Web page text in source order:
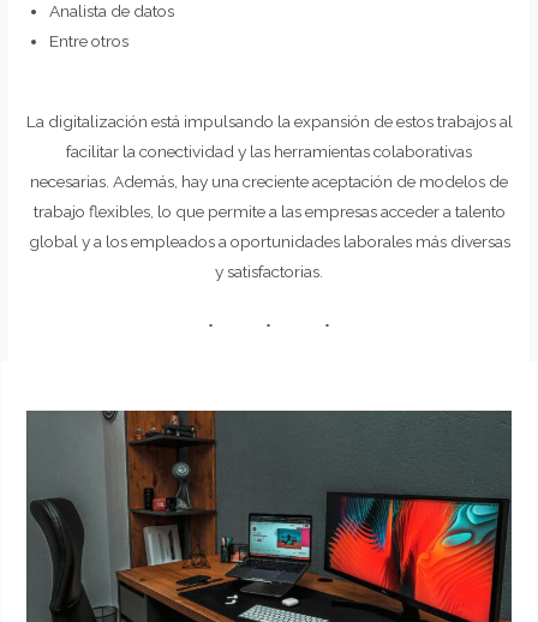
Analista de datos
Entre otros
La digitalización está impulsando la expansión de estos trabajos al
facilitar la conectividad y las herramientas colaborativas
necesarias. Además, hay una creciente aceptación de modelos de
trabajo flexibles, lo que permite a las empresas acceder a talento
global y a los empleados a oportunidades laborales más diversas
y satisfactorias.